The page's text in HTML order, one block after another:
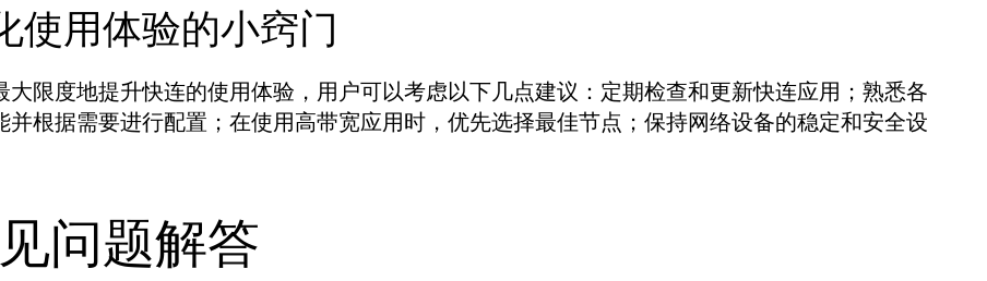
使用体验的小窍门
大限度地提升快连的使用体验，用户可以考虑以下几点建议：定期检查和更新快连应用；熟悉各
并根据需要进行配置；在使用高带宽应用时，优先选择最佳节点；保持网络设备的稳定和安全设
问题解答